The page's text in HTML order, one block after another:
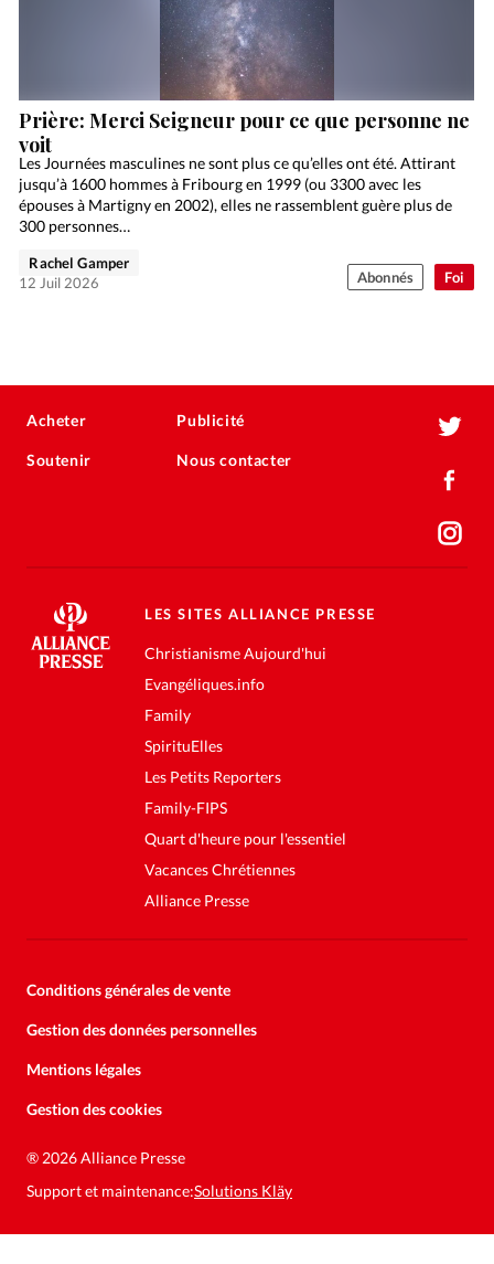
Foi
Prière: Merci Seigneur pour ce que personne ne
voit
Les Journées masculines ne sont plus ce qu’elles ont été. Attirant
jusqu’à 1600 hommes à Fribourg en 1999 (ou 3300 avec les
épouses à Martigny en 2002), elles ne rassemblent guère plus de
300 personnes…
Rachel Gamper
12 Juil 2026
Abonnés
Acheter
Soutenir
Publicité
Nous contacter
LES SITES ALLIANCE PRESSE
Christianisme Aujourd'hui
Evangéliques.info
Family
SpirituElles
Les Petits Reporters
Family-FIPS
Quart d'heure pour l'essentiel
Vacances Chrétiennes
Alliance Presse
Conditions générales de vente
Gestion des données personnelles
Mentions légales
Gestion des cookies
® 2026 Alliance Presse
Support et maintenance:Solutions Kläy